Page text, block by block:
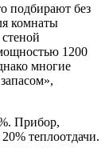
подбирают без
комнаты
1200
многие
Прибор,
теплоотдачи.